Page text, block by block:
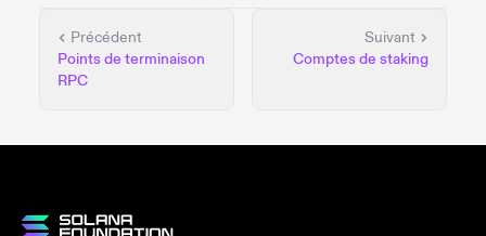
Précédent
Points de terminaison
RPC
Suivant
Comptes de staking